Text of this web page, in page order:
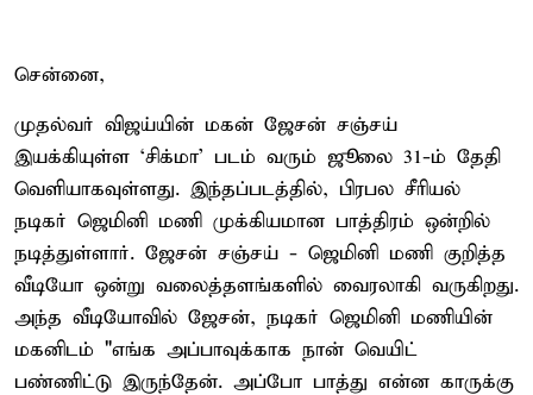
சென்னை,
முதல்வர் விஜய்யின் மகன் ஜேசன் சஞ்சய்
இயக்கியுள்ள `சிக்மா' படம் வரும் ஜூலை 31-ம் தேதி
வெளியாகவுள்ளது. இந்தப்படத்தில், பிரபல சீரியல்
நடிகர் ஜெமினி மணி முக்கியமான பாத்திரம் ஒன்றில்
நடித்துள்ளார். ஜேசன் சஞ்சய் - ஜெமினி மணி குறித்த
வீடியோ ஒன்று வலைத்தளங்களில் வைரலாகி வருகிறது.
அந்த வீடியோவில் ஜேசன், நடிகர் ஜெமினி மணியின்
மகனிடம் "எங்க அப்பாவுக்காக நான் வெயிட்
பண்ணிட்டு இருந்தேன். அப்போ பாத்து என்ன காருக்கு